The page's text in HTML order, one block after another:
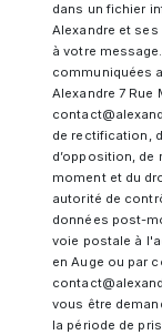
dans un fichier
Alexandre et
à votre
communiquées
Alexandre 7 Rue
de rectification,
d’opposition,
moment et du
autorité de
données post-
voie postale à
en Auge ou par
vous être
la période de